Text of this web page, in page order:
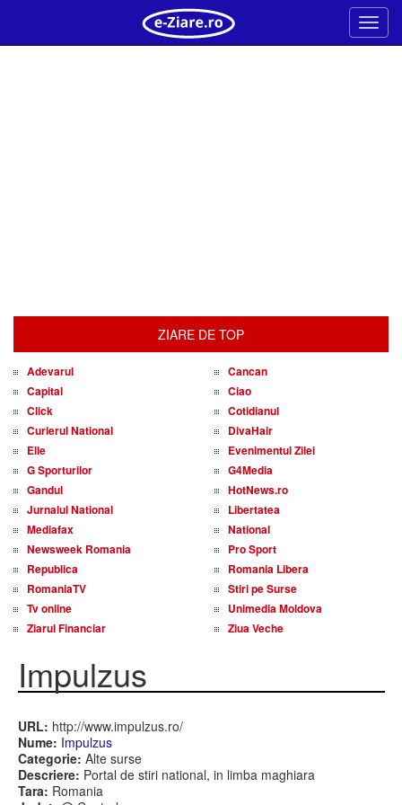
Meniu
ZIARE DE TOP
Adevarul
Cancan
Capital
Ciao
Click
Cotidianul
Curierul National
DivaHair
Elle
Evenimentul Zilei
G Sporturilor
G4Media
Gandul
HotNews.ro
Jurnalul National
Libertatea
Mediafax
National
Newsweek Romania
Pro Sport
Republica
Romania Libera
RomaniaTV
Stiri pe Surse
Tv online
Unimedia Moldova
Ziarul Financiar
Ziua Veche
Impulzus
URL: http://www.impulzus.ro/
Nume: Impulzus
Categorie: Alte surse
Descriere: Portal de stiri national, in limba maghiara
Tara: Romania